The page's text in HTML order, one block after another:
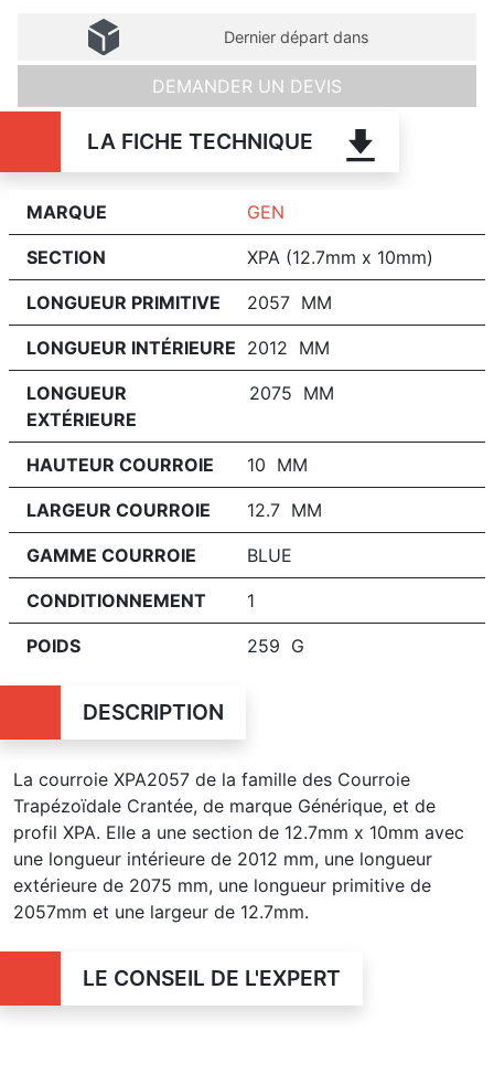
Dernier départ dans
DEMANDER UN DEVIS
LA FICHE TECHNIQUE
MARQUE GEN
SECTION XPA (12.7mm x 10mm)
LONGUEUR PRIMITIVE 2057 MM
LONGUEUR INTÉRIEURE 2012 MM
LONGUEUR
EXTÉRIEURE
2075 MM
HAUTEUR COURROIE 10 MM
LARGEUR COURROIE 12.7 MM
GAMME COURROIE BLUE
CONDITIONNEMENT 1
POIDS 259 G
DESCRIPTION
La courroie XPA2057 de la famille des Courroie
Trapézoïdale Crantée, de marque Générique, et de
profil XPA. Elle a une section de 12.7mm x 10mm avec
une longueur intérieure de 2012 mm, une longueur
extérieure de 2075 mm, une longueur primitive de
2057mm et une largeur de 12.7mm.
LE CONSEIL DE L'EXPERT